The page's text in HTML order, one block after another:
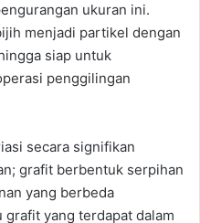
ukuran ini.
menjadi partikel dengan
siap untuk
penggilingan
secara signifikan
grafit berbentuk serpihan
yang berbeda
yang terdapat dalam